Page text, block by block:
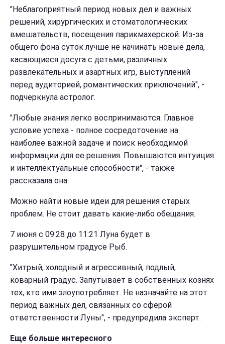
"Неблагоприятный период новых дел и важных
решений, хирургических и стоматологических
вмешательств, посещения парикмахерской. Из-за
общего фона суток лучше не начинать новые дела,
касающиеся досуга с детьми, различных
развлекательных и азартных игр, выступлений
перед аудиторией, романтических приключений", -
подчеркнула астролог.
"Любые знания легко воспринимаются. Главное
условие успеха - полное сосредоточение на
наиболее важной задаче и поиск необходимой
информации для ее решения. Повышаются интуиция
и интеллектуальные способности", - также
рассказала она.
Можно найти новые идеи для решения старых
проблем. Не стоит давать какие-либо обещания.
7 июня с 09:28 до 11:21 Луна будет в
разрушительном градусе Рыб.
"Хитрый, холодный и агрессивный, подлый,
коварный градус. Запутывает в собственных кознях
тех, кто ими злоупотребляет. Не назначайте на этот
период важных дел, связанных со сферой
ответственности Луны", - предупредила эксперт.
Еще больше интересного